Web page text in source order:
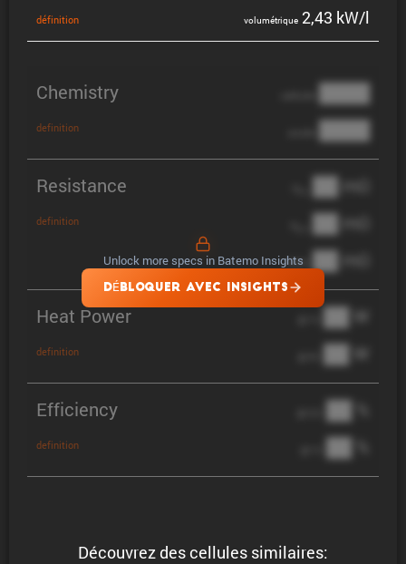
Découvrez des cellules similaires:
défini­tion volumé­trique 2,43 kW/l
Chemistry
definition
████
████
Resistance
definition
██ mΩ
██ mΩ
DCIR ██ mΩ
Heat Power
definition
██ W
██ W
Efficiency
definition
██ %
██ %
Unlock more specs in Batemo Insights
DÉBLOQUER AVEC INSIGHTS